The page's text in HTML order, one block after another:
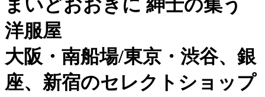
まいどおおきに 紳士の集う
洋服屋
大阪・南船場/東京・渋谷、銀
座、新宿のセレクトショップ